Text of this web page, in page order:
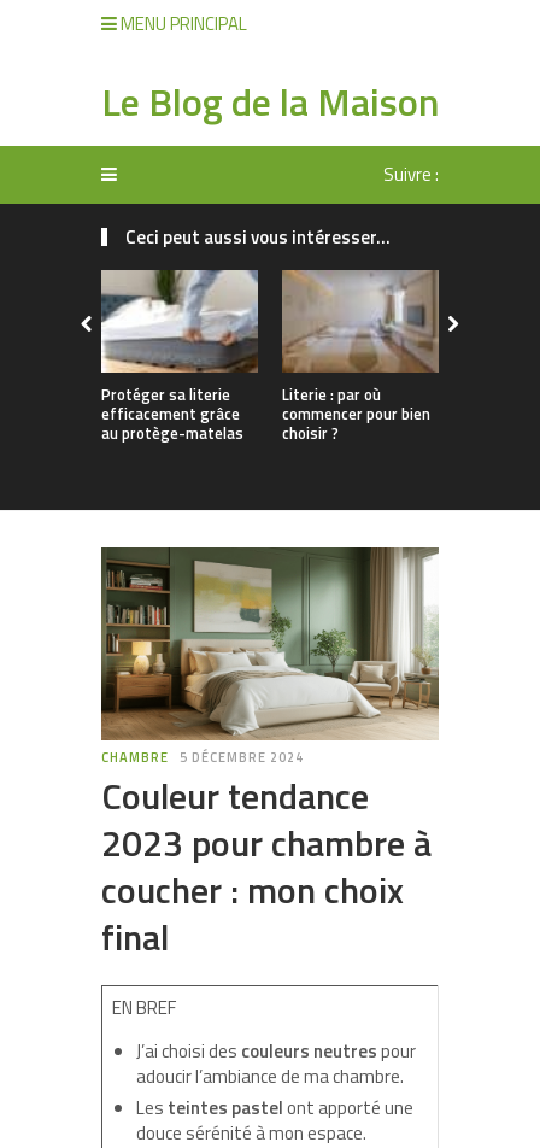
MENU PRINCIPAL
Le Blog de la Maison
Suivre :
Ceci peut aussi vous intéresser...
Protéger sa literie
efficacement grâce
au protège-matelas
Literie : par où
commencer pour bien
choisir ?
CHAMBRE 5 DÉCEMBRE 2024
Couleur tendance
2023 pour chambre à
coucher : mon choix
final
EN BREF
J’ai choisi des couleurs neutrespour
adoucir l’ambiance de ma chambre.
Les teintes pastelont apporté une
douce sérénité à mon espace.